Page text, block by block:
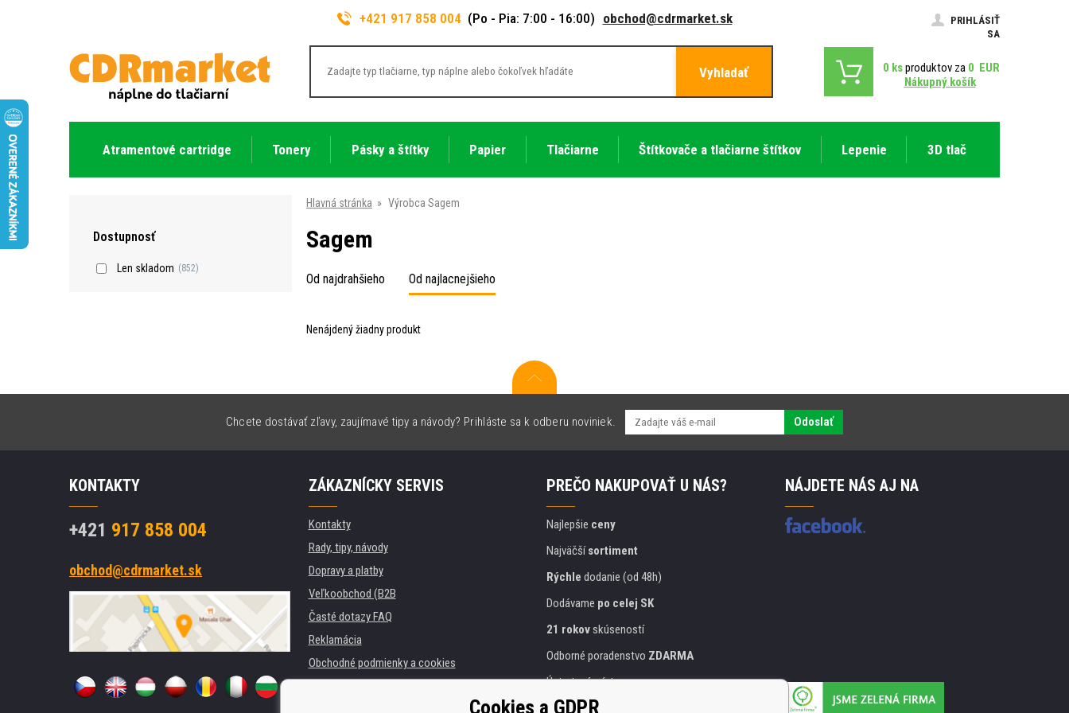
+421 917 858 004 (Po - Pia: 7:00 - 16:00) obchod@cdrmarket.sk
PRIHLÁSIŤ
SA
Vyhladať 0 ksproduktov za 0 EUR
Nákupný košík
Atramentové cartridge Tonery Pásky a štítky Papier Tlačiarne Štítkovače a tlačiarne štítkov Lepenie 3D tlač
Dostupnosť
Len skladom (852)
Hlavná stránka » Výrobca Sagem
Sagem
Od najdrahšieho Od najlacnejšieho
Nenájdený žiadny produkt
Chcete dostávať zľavy, zaujímavé tipy a návody? Prihláste sa k odberu noviniek. Odoslať
KONTAKTY
+421 917 858 004
obchod@cdrmarket.sk
ZÁKAZNÍCKY SERVIS
Kontakty
Rady, tipy, návody
Dopravy a platby
Veľkoobchod (B2B
Časté dotazy FAQ
Reklamácia
Obchodné podmienky a cookies
PREČO NAKUPOVAŤ U NÁS?
Najlepšie ceny
Najväčšísortiment
Rýchle dodanie (od 48h)
Dodávame po celej SK
21 rokovskúseností
Odborné poradenstvo ZDARMA
Ústretový prístup
Zlatýcertifikát
NÁJDETE NÁS AJ NA
Cookies a GDPR